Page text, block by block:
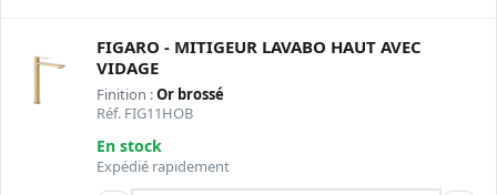
FIGARO - MITIGEUR LAVABO HAUT AVEC
VIDAGE
Finition :Or brossé
Réf. FIG11HOB
En stock
Expédié rapidement